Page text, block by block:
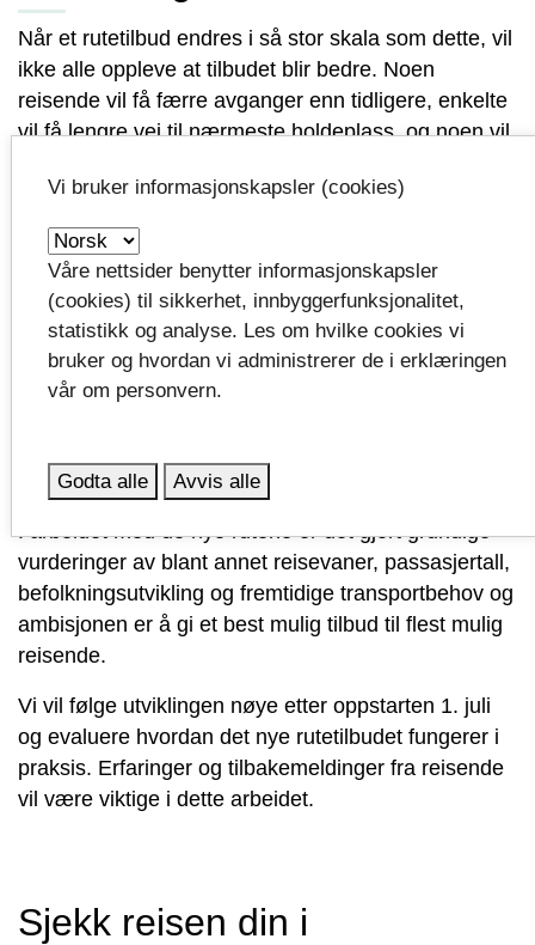
Når et rutetilbud endres i så stor skala som dette, vil
ikke alle oppleve at tilbudet blir bedre. Noen
reisende vil få færre avganger enn tidligere, enkelte
vil få lengre vei til nærmeste holdeplass, og noen vil
kan få konsekvenser for hverdagen til dem som blir
berørt.
Samtidig må vi gjøre prioriteringer innenfor de
økonomiske rammene vi har til rådighet. Målet med
det nye rutetilbudet er å bruke ressursene der de
kollektivtilbud for hele Vestfold.
I arbeidet med de nye rutene er det gjort grundige
vurderinger av blant annet reisevaner, passasjertall,
befolkningsutvikling og fremtidige transportbehov og
ambisjonen er å gi et best mulig tilbud til flest mulig
reisende.
Vi vil følge utviklingen nøye etter oppstarten 1. juli
og evaluere hvordan det nye rutetilbudet fungerer i
praksis. Erfaringer og tilbakemeldinger fra reisende
vil være viktige i dette arbeidet.
Sjekk reisen din i
Vi bruker informasjonskapsler (cookies)
Våre nettsider benytter informasjonskapsler
(cookies) til sikkerhet, innbyggerfunksjonalitet,
statistikk og analyse. Les om hvilke cookies vi
bruker og hvordan vi administrerer de i erklæringen
vår om personvern.
Godta alle Avvis alle